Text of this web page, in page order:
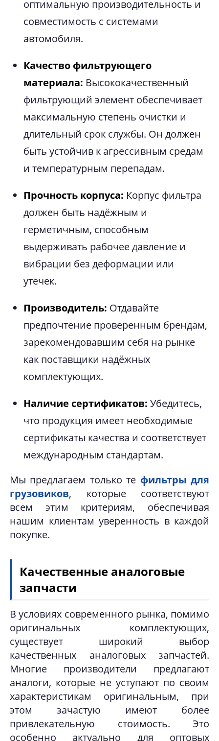
оптимальную производительность и
совместимость с системами
автомобиля.
Качество фильтрующего
материала: Высококачественный
фильтрующий элемент обеспечивает
максимальную степень очистки и
длительный срок службы. Он должен
быть устойчив к агрессивным средам
и температурным перепадам.
Прочность корпуса: Корпус фильтра
должен быть надёжным и
герметичным, способным
выдерживать рабочее давление и
вибрации без деформации или
утечек.
Производитель: Отдавайте
предпочтение проверенным брендам,
зарекомендовавшим себя на рынке
как поставщики надёжных
комплектующих.
Наличие сертификатов: Убедитесь,
что продукция имеет необходимые
сертификаты качества и соответствует
международным стандартам.
Мы предлагаем только те фильтры для
грузовиков, которые соответствуют
всем этим критериям, обеспечивая
нашим клиентам уверенность в каждой
покупке.
Качественные аналоговые
запчасти
В условиях современного рынка, помимо
оригинальных комплектующих,
существует широкий выбор
качественных аналоговых запчастей.
Многие производители предлагают
аналоги, которые не уступают по своим
характеристикам оригинальным, при
этом зачастую имеют более
привлекательную стоимость. Это
особенно актуально для оптовых